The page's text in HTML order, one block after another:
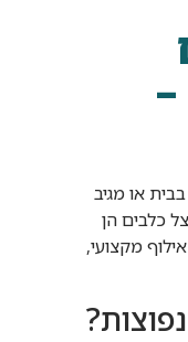
או מגיב
כלבים הן
מקצועי,